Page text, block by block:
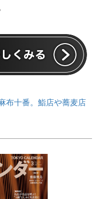
布十番。鮨店や蕎麦店